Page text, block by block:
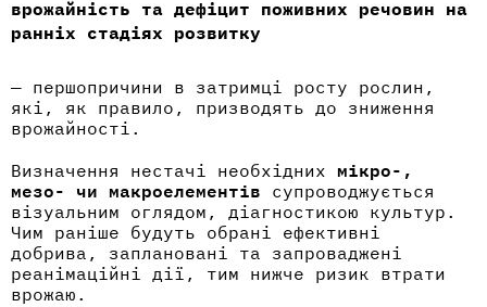
врожайність та дефіцит поживних речовин на
ранніх стадіях розвитку
— першопричини в затримці росту рослин,
які, як правило, призводять до зниження
врожайності .
Визначення нестачі необхідних мікро-,
мезо- чи макроелементів супроводжується
візуальним оглядом, діагностикою культур.
Чим раніше будуть обрані ефективні
добрива , заплановані та запроваджені
реанімаційні дії, тим нижче ризик втрати
врожаю.